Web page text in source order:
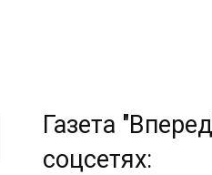
Газета
соцсетях: